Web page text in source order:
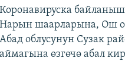
Коронавируска
Нарын шаарларына, Ош
Абад облусунун Сузак
аймагына өзгөчө абал